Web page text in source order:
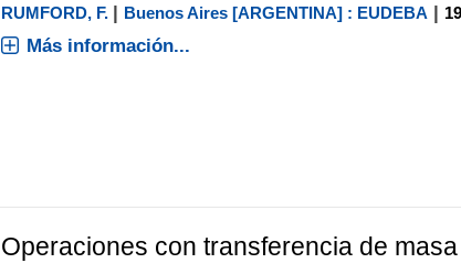
RUMFORD, F. | Buenos Aires [ARGENTINA] : EUDEBA|
Más información...
Operaciones con transferencia de masa